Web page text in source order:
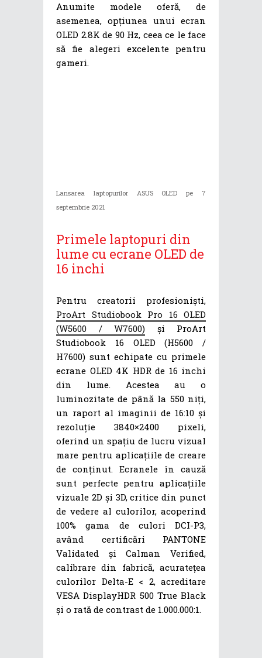
Anumite modele oferă, de
asemenea, opțiunea unui ecran
OLED 2.8K de 90 Hz, ceea ce le face
să fie alegeri excelente pentru
gameri.
Lansarea laptopurilor ASUS OLED pe 7
septembrie 2021
Primele laptopuri din
lume cu ecrane OLED de
16 inchi
Pentru creatorii profesioniști,
ProArt Studiobook Pro 16 OLED
(W5600 / W7600) și ProArt
Studiobook 16 OLED (H5600 /
H7600) sunt echipate cu primele
ecrane OLED 4K HDR de 16 inchi
din lume. Acestea au o
luminozitate de până la 550 niți,
un raport al imaginii de 16:10 și
rezoluție 3840×2400 pixeli,
oferind un spațiu de lucru vizual
mare pentru aplicațiile de creare
de conținut. Ecranele în cauză
sunt perfecte pentru aplicațiile
vizuale 2D și 3D, critice din punct
de vedere al culorilor, acoperind
100% gama de culori DCI-P3,
având certificări PANTONE
Validated și Calman Verified,
calibrare din fabrică, acuratețea
culorilor Delta-E < 2, acreditare
VESA DisplayHDR 500 True Black
și o rată de contrast de 1.000.000:1.